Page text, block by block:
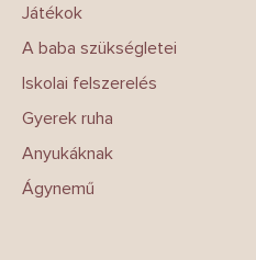
Játékok
A baba szükségletei
Iskolai felszerelés
Gyerek ruha
Anyukáknak
Ágynemű